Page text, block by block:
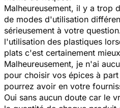
Malheureusement, il y a trop
de modes d'utilisation
sérieusement à votre
l'utilisation des plastiques
plats c'est certainement
Malheureusement, je n'ai
pour choisir vos épices à
pourrez avoir en votre
Oui sans aucun doute car le